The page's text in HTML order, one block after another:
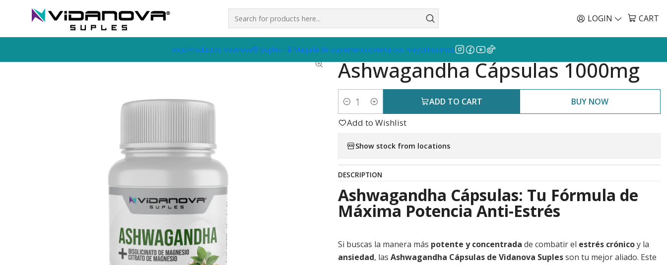
LOGIN CART
InicioProductos Vidanova® Suples 🧪 Maquila de SuplementosVenta por mayorInsumos
Productos Vidanova® Suples Vitaminas y Minerales Ashwagandha Cápsulas 1000mg
|
Ashwagandha Cápsulas 1000mg
Quantity ADD TO CART BUY NOW
Add to Wishlist
Show stock from locations
DESCRIPTION
Ashwagandha Cápsulas: Tu Fórmula de
Máxima Potencia Anti-Estrés
Si buscas la manera más potente y concentrada de combatir el estrés crónicoy la
ansiedad, las Ashwagandha Cápsulas de Vidanova Suplesson tu mejor aliado. Este